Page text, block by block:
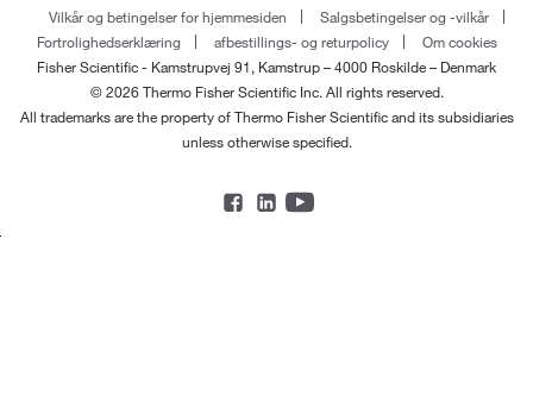
Vilkår og betingelser for hjemmesiden
Salgsbetingelser og -vilkår
Fortrolighedserklæring
afbestillings- og returpolicy
Om cookies
Fisher Scientific - Kamstrupvej 91, Kamstrup – 4000 Roskilde – Denmark
© 2026 Thermo Fisher Scientific Inc. All rights reserved.
All trademarks are the property of Thermo Fisher Scientific and its subsidiaries
unless otherwise specified.